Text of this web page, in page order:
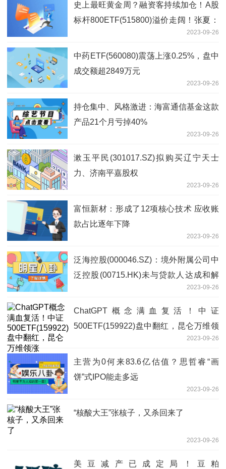
史上最旺黄金周？融资客持续加仓！A股
标杆800ETF(515800)溢价走阔！张夏：
2023-09-26
中药ETF(560080)震荡上涨0.25%，盘中
成交额超2849万元
2023-09-26
持仓集中、风格激进：海富通信基金这款
产品21个月亏掉40%
2023-09-26
漱玉平民(301017.SZ)拟购买辽宁天士
力、济南平嘉股权
2023-09-26
富恒新材：形成了12项核心技术 应收账
款占比逐年下降
2023-09-26
泛海控股(000046.SZ)：境外附属公司中
泛控股(00715.HK)未与贷款人达成和解
2023-09-26
ChatGPT概念满血复活！中证
500ETF(159922)盘中翻红，昆仑万维领
2023-09-26
主营为0何来83.6亿估值？思哲睿“画
饼”式IPO能走多远
2023-09-26
“核酸大王”张核子，又杀回来了
2023-09-26
美豆减产已成定局！豆粕